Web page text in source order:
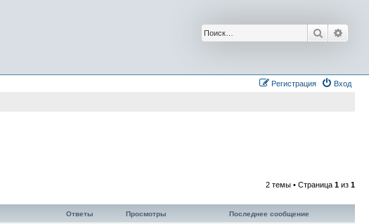
Поиск
Вход
Регистрация
2 темы • Страница 1 из 1
Ответы Просмотры Последнее сообщение